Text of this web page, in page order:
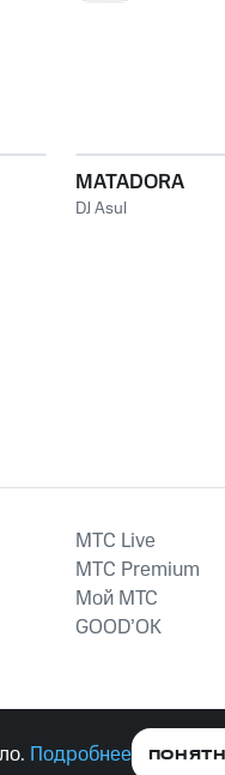
MATADORA
DJ Asul
MTС Live
MTС Premium
Мой МТС
GOOD’OK
аналогов причиняет
Подробнее